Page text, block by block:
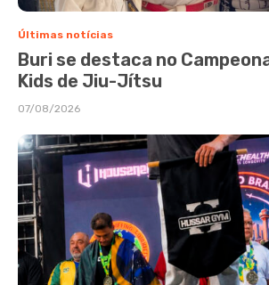
Últimas notícias
Buri se destaca no
Kids de Jiu-Jítsu
07/08/2026